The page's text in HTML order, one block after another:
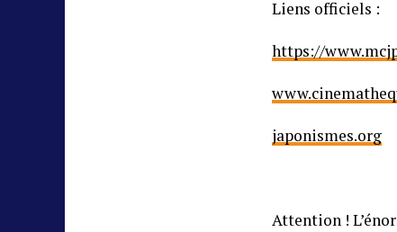
Liens officiels :
https://
japonismes.org
Attention !